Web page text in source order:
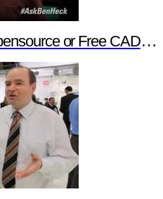
or Free CAD Software